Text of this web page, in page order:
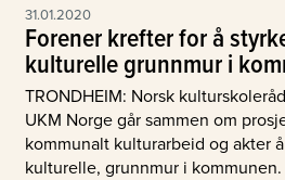
31.01.2020
Forener krefter for å
kulturelle grunnmur i
TRONDHEIM: Norsk
UKM Norge går sammen om
kommunalt kulturarbeid og akter
kulturelle, grunnmur i kommunen.